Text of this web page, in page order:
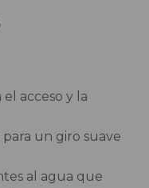
acceso y la
un giro suave
al agua que